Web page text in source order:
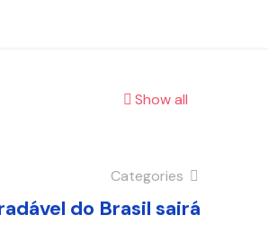
Show all
Categories
do Brasil sairá